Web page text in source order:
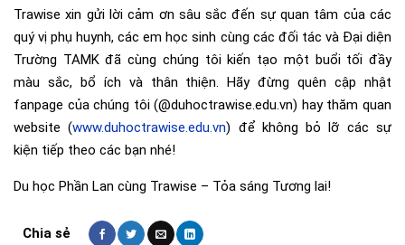
Trawise xin gửi lời cảm ơn sâu sắc đến sự quan tâm của các
quý vị phụ huynh, các em học sinh cùng các đối tác và Đại diện
Trường TAMK đã cùng chúng tôi kiến tạo một buổi tối đầy
màu sắc, bổ ích và thân thiện. Hãy đừng quên cập nhật
fanpage của chúng tôi (@duhoctrawise.edu.vn) hay thăm quan
website (www.duhoctrawise.edu.vn) để không bỏ lỡ các sự
kiện tiếp theo các bạn nhé!
Du học Phần Lan cùng Trawise – Tỏa sáng Tương lai!